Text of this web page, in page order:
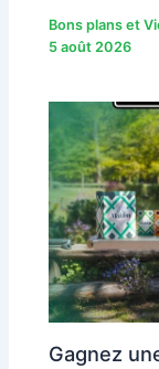
Bons plans et
5 août 2026
Gagnez